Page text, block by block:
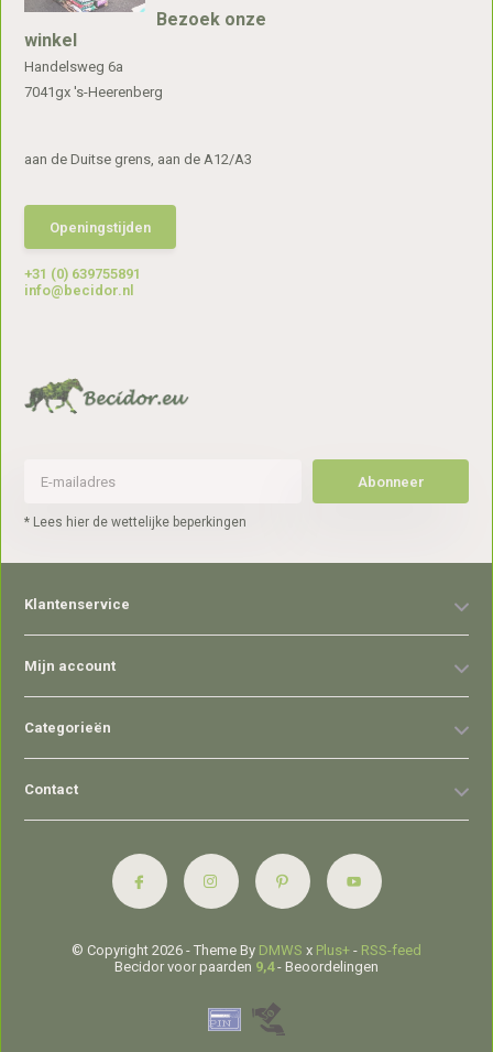
Bezoek onze
winkel
Handelsweg 6a
7041gx 's-Heerenberg
aan de Duitse grens, aan de A12/A3
Openingstijden
+31 (0) 639755891
info@becidor.nl
Abonneer
* Lees hier de wettelijke beperkingen
Klantenservice
Mijn account
Categorieën
Contact
© Copyright 2026 - Theme By DMWS x Plus+ - RSS-feed
Becidor voor paarden 9,4- Beoordelingen